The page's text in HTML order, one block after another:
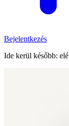
Bejelentkezés
Ide kerül később: